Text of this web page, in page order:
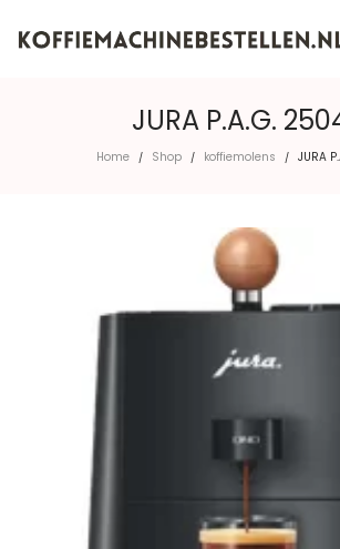
JURA P.A.G.
Home / Shop / koffiemolens / JURA